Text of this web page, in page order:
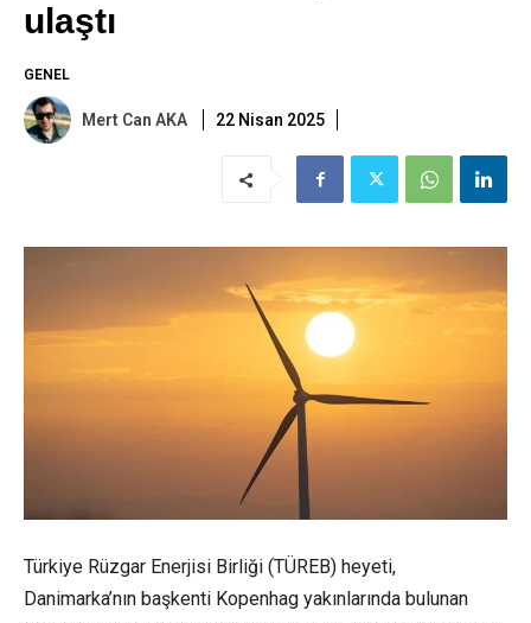
ulaştı
GENEL
Mert Can AKA 22 Nisan 2025
Türkiye Rüzgar Enerjisi Birliği (TÜREB) heyeti,
Danimarka’nın başkenti Kopenhag yakınlarında bulunan